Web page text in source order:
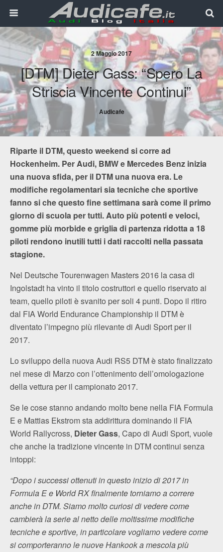
2 Maggio 2017
[DTM] Dieter Gass: “Spero La
Striscia Vincente Continui”
Audicafe
Riparte il DTM, questo weekend si corre ad
Hockenheim. Per Audi, BMW e Mercedes Benz inizia
una nuova sfida, per il DTM una nuova era. Le
modifiche regolamentari sia tecniche che sportive
fanno si che questo fine settimana sarà come il primo
giorno di scuola per tutti. Auto più potenti e veloci,
gomme più morbide e griglia di partenza ridotta a 18
piloti rendono inutili tutti i dati raccolti nella passata
stagione.
Nel Deutsche Tourenwagen Masters 2016 la casa di
Ingolstadt ha vinto il titolo costruttori e quello riservato ai
team, quello piloti è svanito per soli 4 punti. Dopo il ritiro
dal FIA World Endurance Championship il DTM è
diventato l’impegno più rilevante di Audi Sport per il
2017.
Lo sviluppo della nuova Audi RS5 DTM è stato finalizzato
nel mese di Marzo con l’ottenimento dell’omologazione
della vettura per il campionato 2017.
Se le cose stanno andando molto bene nella FIA Formula
E e Mattias Ekstrom sta addirittura dominando il FIA
World Rallycross, Dieter Gass, Capo di Audi Sport, vuole
che anche la tradizione vincente in DTM continui senza
intoppi:
“Dopo i successi ottenuti in questo inizio di 2017 in
Formula E e World RX finalmente torniamo a correre
anche in DTM. Siamo molto curiosi di vedere come
cambierà la serie al netto delle moltissime modifiche
tecniche e sportive, in particolare vogliamo vedere come
si comporteranno le nuove Hankook a mescola più